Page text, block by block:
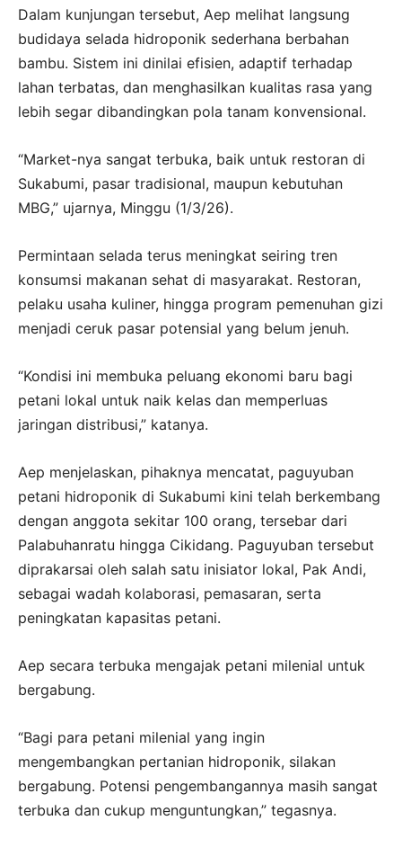
Dalam kunjungan tersebut, Aep melihat langsung
budidaya selada hidroponik sederhana berbahan
bambu. Sistem ini dinilai efisien, adaptif terhadap
lahan terbatas, dan menghasilkan kualitas rasa yang
lebih segar dibandingkan pola tanam konvensional.
“Market-nya sangat terbuka, baik untuk restoran di
Sukabumi, pasar tradisional, maupun kebutuhan
MBG,” ujarnya, Minggu (1/3/26).
Permintaan selada terus meningkat seiring tren
konsumsi makanan sehat di masyarakat. Restoran,
pelaku usaha kuliner, hingga program pemenuhan gizi
menjadi ceruk pasar potensial yang belum jenuh.
“Kondisi ini membuka peluang ekonomi baru bagi
petani lokal untuk naik kelas dan memperluas
jaringan distribusi,” katanya.
Aep menjelaskan, pihaknya mencatat, paguyuban
petani hidroponik di Sukabumi kini telah berkembang
dengan anggota sekitar 100 orang, tersebar dari
Palabuhanratu hingga Cikidang. Paguyuban tersebut
diprakarsai oleh salah satu inisiator lokal, Pak Andi,
sebagai wadah kolaborasi, pemasaran, serta
peningkatan kapasitas petani.
Aep secara terbuka mengajak petani milenial untuk
bergabung.
“Bagi para petani milenial yang ingin
mengembangkan pertanian hidroponik, silakan
bergabung. Potensi pengembangannya masih sangat
terbuka dan cukup menguntungkan,” tegasnya.